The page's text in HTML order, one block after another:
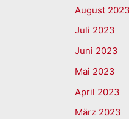
August 2023
Juli 2023
Juni 2023
Mai 2023
April 2023
März 2023